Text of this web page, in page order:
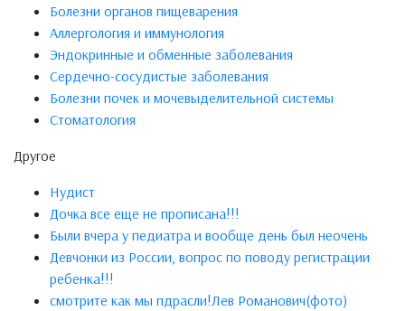
Болезни органов пищеварения
Аллергология и иммунология
Эндокринные и обменные заболевания
Сердечно-сосудистые заболевания
Болезни почек и мочевыделительной системы
Стоматология
Другое
Нудист
Дочка все еще не прописана!!!
Были вчера у педиатра и вообще день был неочень
Девчонки из России, вопрос по поводу регистрации
ребенка!!!
смотрите как мы пдрасли!Лев Романович(фото)